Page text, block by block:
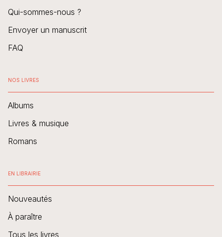
Qui-sommes-nous ?
Envoyer un manuscrit
FAQ
NOS LIVRES
Albums
Livres & musique
Romans
EN LIBRAIRIE
Nouveautés
À paraître
Tous les livres